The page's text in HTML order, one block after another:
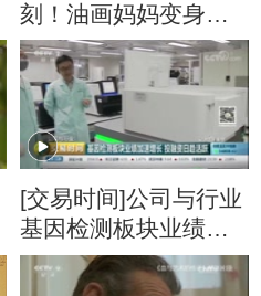
刻！油画妈妈变身艺
术女神
[交易时间]公司与行业
基因检测板块业绩加
速增长 投融资日趋活